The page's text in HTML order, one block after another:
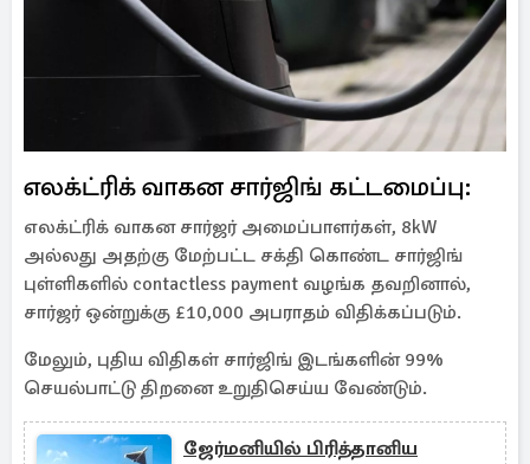
எலக்ட்ரிக் வாகன சார்ஜிங் கட்டமைப்பு:
எலக்ட்ரிக் வாகன சார்ஜர் அமைப்பாளர்கள், 8kW
அல்லது அதற்கு மேற்பட்ட சக்தி கொண்ட சார்ஜிங்
புள்ளிகளில் contactless payment வழங்க தவறினால்,
சார்ஜர் ஒன்றுக்கு £10,000 அபராதம் விதிக்கப்படும்.
மேலும், புதிய விதிகள் சார்ஜிங் இடங்களின் 99%
செயல்பாட்டு திறனை உறுதிசெய்ய வேண்டும்.
ஜேர்மனியில் பிரித்தானிய